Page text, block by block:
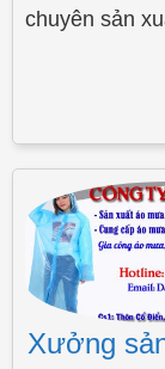
chuyên sản
Xưởng